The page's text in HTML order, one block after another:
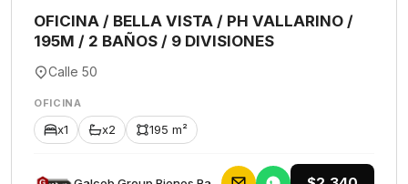
OFICINA / BELLA VISTA / PH VALLARINO /
195M / 2 BAÑOS / 9 DIVISIONES
Calle 50
OFICINA
x1 x2 195 m²